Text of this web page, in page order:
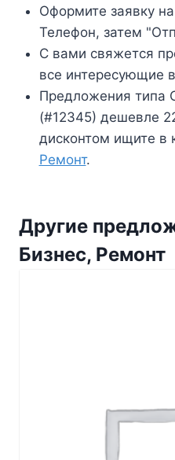
Оформите заявку
Телефон, затем
С вами свяжется
все интересующие
Предложения типа
(#12345) дешевле
дисконтом ищите в
Ремонт.
Другие
Бизнес, Ремонт